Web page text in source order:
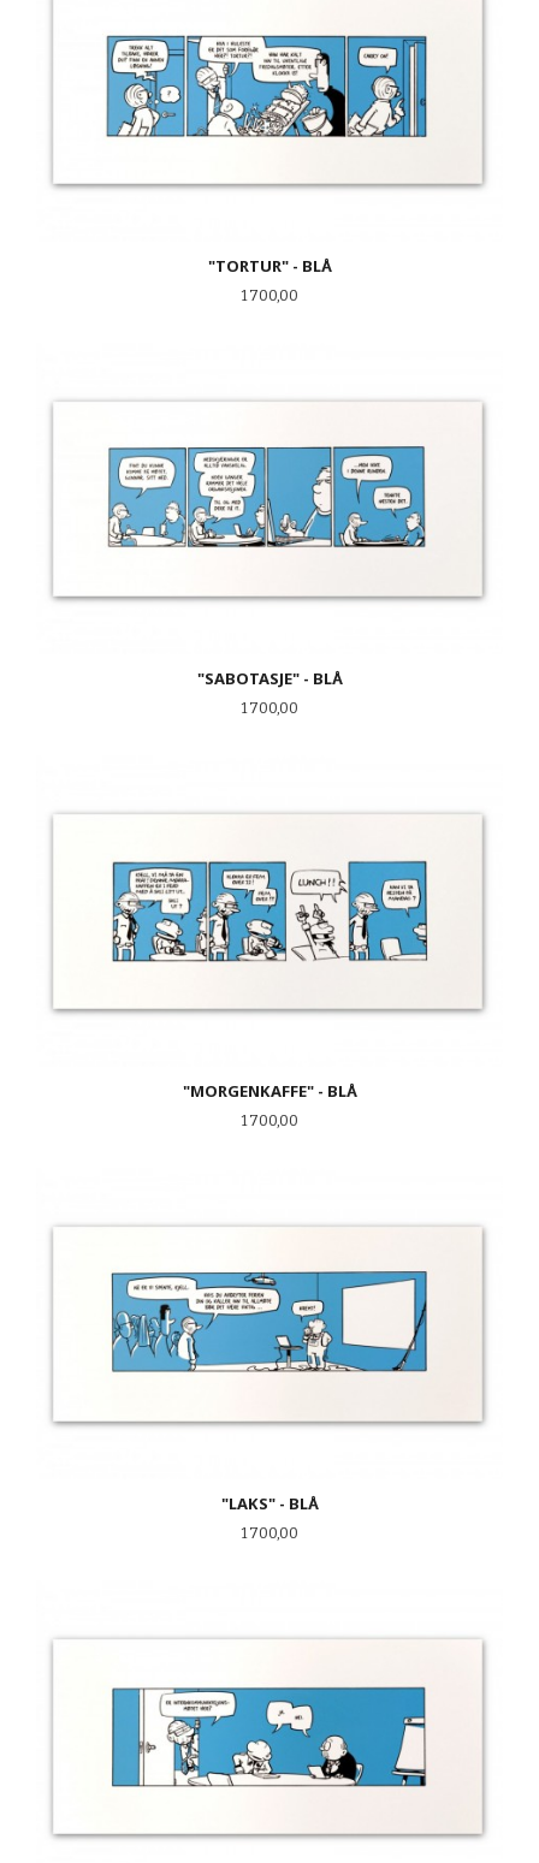
"TORTUR" - BLÅ
Pris
1 700,00
"SABOTASJE" - BLÅ
Pris
1 700,00
"MORGENKAFFE" - BLÅ
Pris
1 700,00
"LAKS" - BLÅ
Pris
1 700,00